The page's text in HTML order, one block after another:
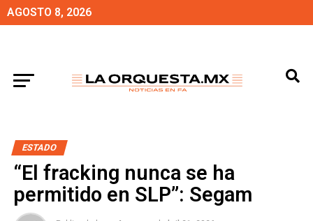
AGOSTO 8, 2026
ESTADO
“El fracking nunca se ha
permitido en SLP”: Segam